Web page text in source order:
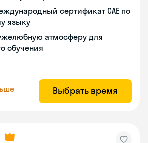
сертификат САЕ по
языку
атмосферу для
обучения
Выбрать время